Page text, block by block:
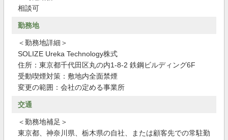
相談可
勤務地
＜勤務地詳細＞
SOLIZE Ureka Technology株式
住所：東京都千代田区丸の内1-8-2 鉄鋼ビルディング6F
受動喫煙対策：敷地内全面禁煙
変更の範囲：会社の定める事業所
交通
＜勤務地補足＞
東京都、神奈川県、栃木県の自社、または顧客先での常駐勤